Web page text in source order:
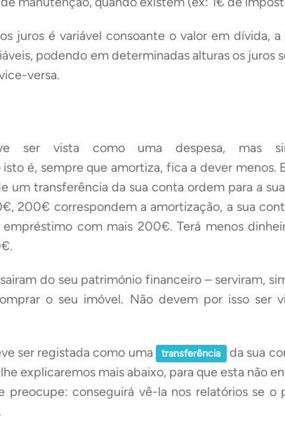
juros é variável consoante o valor em dívida,
podendo em determinadas alturas os juros
versa.
ser vista como uma despesa, mas
isto é, sempre que amortiza, fica a dever menos.
um transferência da sua conta ordem para a
200€ correspondem a amortização, a sua
com mais 200€. Terá menos
do seu património financeiro – serviram,
o seu imóvel. Não devem por isso ser
ser registada como uma transferência
da sua
explicaremos mais abaixo, para que esta não
preocupe: conseguirá vê-la nos relatórios se o